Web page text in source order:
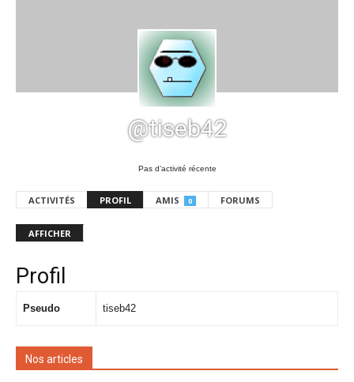
@tiseb42
Pas d’activité récente
ACTIVITÉS PROFIL AMIS 0 FORUMS
AFFICHER
Profil
Pseudo tiseb42
Nos articles